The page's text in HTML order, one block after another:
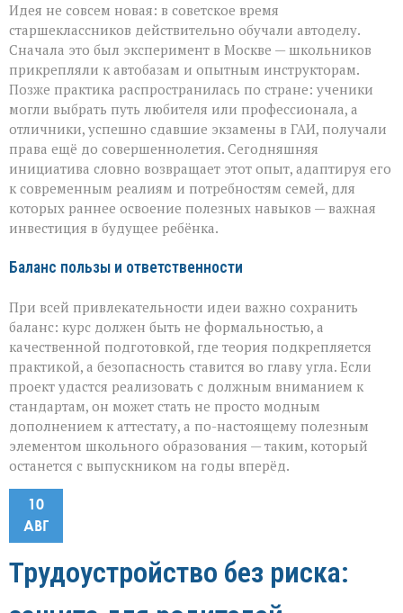
Идея не совсем новая: в советское время
старшеклассников действительно обучали автоделу.
Сначала это был эксперимент в Москве — школьников
прикрепляли к автобазам и опытным инструкторам.
Позже практика распространилась по стране: ученики
могли выбрать путь любителя или профессионала, а
отличники, успешно сдавшие экзамены в ГАИ, получали
права ещё до совершеннолетия. Сегодняшняя
инициатива словно возвращает этот опыт, адаптируя его
к современным реалиям и потребностям семей, для
которых раннее освоение полезных навыков — важная
инвестиция в будущее ребёнка.
Баланс пользы и ответственности
При всей привлекательности идеи важно сохранить
баланс: курс должен быть не формальностью, а
качественной подготовкой, где теория подкрепляется
практикой, а безопасность ставится во главу угла. Если
проект удастся реализовать с должным вниманием к
стандартам, он может стать не просто модным
дополнением к аттестату, а по-настоящему полезным
элементом школьного образования — таким, который
останется с выпускником на годы вперёд.
10
АВГ
Трудоустройство без риска: